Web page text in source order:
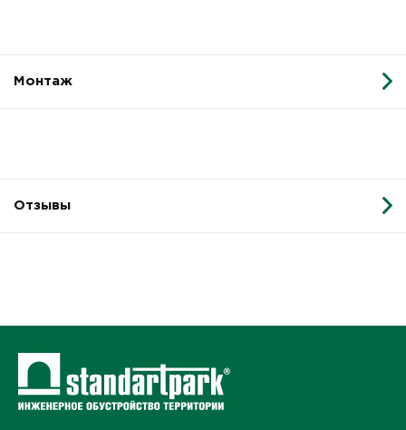
Монтаж
Отзывы